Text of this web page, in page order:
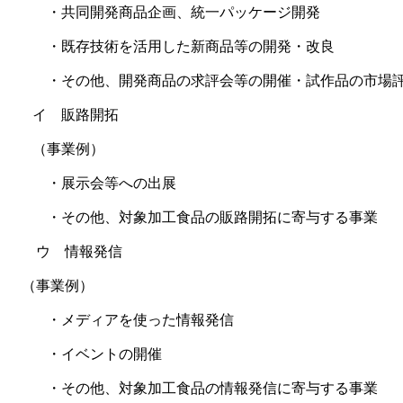
・共同開発商品企画、統一パッケージ開発
・既存技術を活用した新商品等の開発・改良
・その他、開発商品の求評会等の開催・試作品の市場
イ 販路開拓
（事業例）
・展示会等への出展
・その他、対象加工食品の販路開拓に寄与する事業
ウ 情報発信
（事業例）
・メディアを使った情報発信
・イベントの開催
・その他、対象加工食品の情報発信に寄与する事業